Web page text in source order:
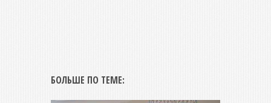
БОЛЬШЕ ПО ТЕМЕ: